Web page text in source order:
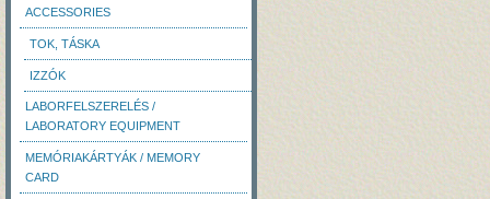
ACCESSORIES
TOK, TÁSKA
IZZÓK
LABORFELSZERELÉS /
LABORATORY EQUIPMENT
MEMÓRIAKÁRTYÁK / MEMORY
CARD